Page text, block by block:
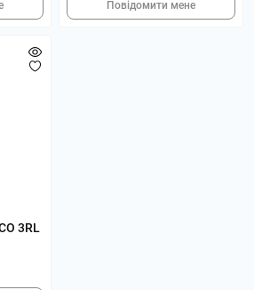
Повідомити мене
3RL